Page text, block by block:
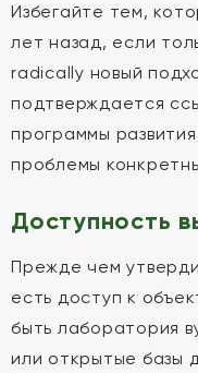
Избегайте тем,
лет назад, если
radically новый
подтверждается
программы
проблемы
Доступность
Прежде чем
есть доступ к
быть лаборатория
или открытые базы